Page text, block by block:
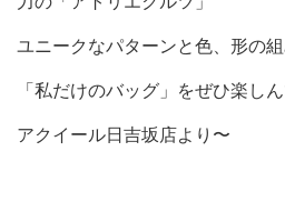
ユニークなパターンと色、形の組
「私だけのバッグ」をぜひ楽しん
アクイール日吉坂店より〜